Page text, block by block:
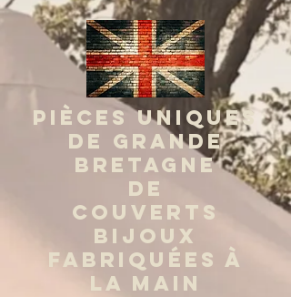
PIÈCES UNIQUES
DE GRANDE
BRETAGNE
DE
COUVERTS
BIJOUX
FABRIQUÉES À
LA MAIN